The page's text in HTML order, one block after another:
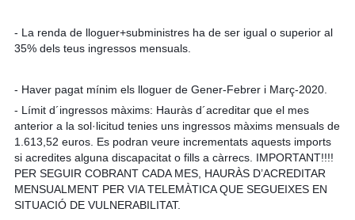
- La renda de lloguer+subministres ha de ser igual o superior al
35% dels teus ingressos mensuals.
- Haver pagat mínim els lloguer de Gener-Febrer i Març-2020.
- Límit d´ingressos màxims: Hauràs d´acreditar que el mes
anterior a la sol·licitud tenies uns ingressos màxims mensuals de
1.613,52 euros. Es podran veure incrementats aquests imports
si acredites alguna discapacitat o fills a càrrecs. IMPORTANT!!!!
PER SEGUIR COBRANT CADA MES, HAURÀS D’ACREDITAR
MENSUALMENT PER VIA TELEMÀTICA QUE SEGUEIXES EN
SITUACIÓ DE VULNERABILITAT.